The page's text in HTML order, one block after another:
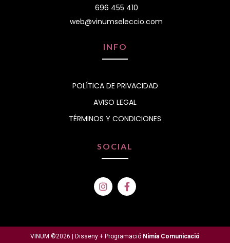
696 455 410
web@vinumseleccio.com
INFO
POLÍTICA DE PRIVACIDAD
AVISO LEGAL
TÉRMINOS Y CONDICIONES
SOCIAL
VINUM ©2026 | Disseny + Programació Nimia Comunicació